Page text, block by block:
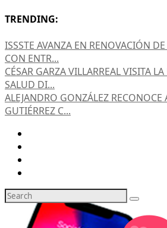
TRENDING:
ISSSTE AVANZA EN RENOVACIÓN
CON ENTR...
CÉSAR GARZA VILLARREAL VISITA
SALUD DI...
ALEJANDRO GONZÁLEZ RECONOCE
GUTIÉRREZ C...